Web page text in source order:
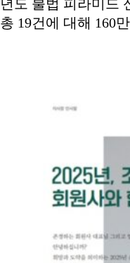
년도 불법 피라미드
총 19건에 대해 160